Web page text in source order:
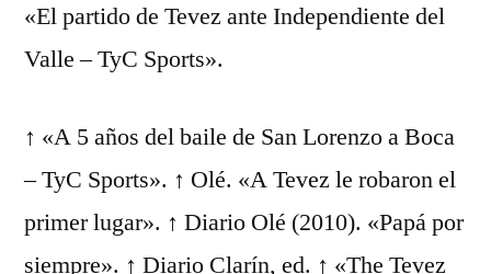
«El partido de Tevez ante Independiente del
Valle – TyC Sports».
↑ «A 5 años del baile de San Lorenzo a Boca
– TyC Sports». ↑ Olé. «A Tevez le robaron el
primer lugar». ↑ Diario Olé (2010). «Papá por
siempre». ↑ Diario Clarín, ed. ↑ «The Tevez